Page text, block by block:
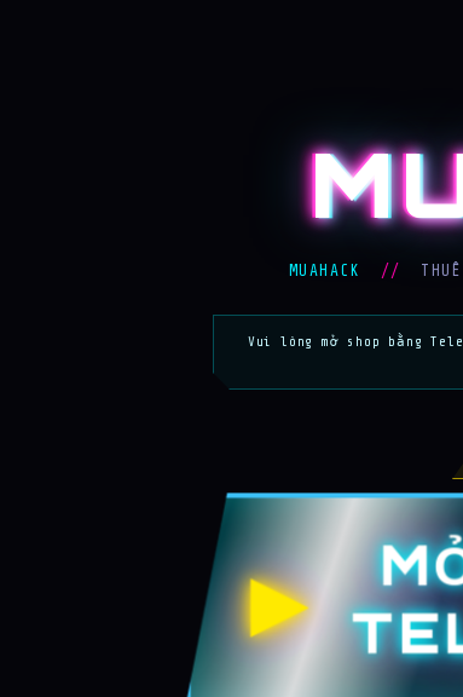
MUAHACK //
Vui lòng mở shop bằng
▶